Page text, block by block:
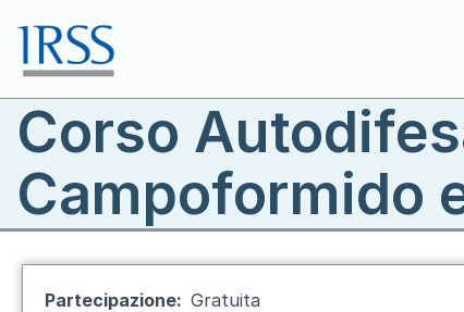
Toggle menu
Corso
Campoformido
Partecipazione
Gratuita